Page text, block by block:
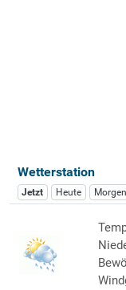
Wetterstation
Jetzt Heute Morgen